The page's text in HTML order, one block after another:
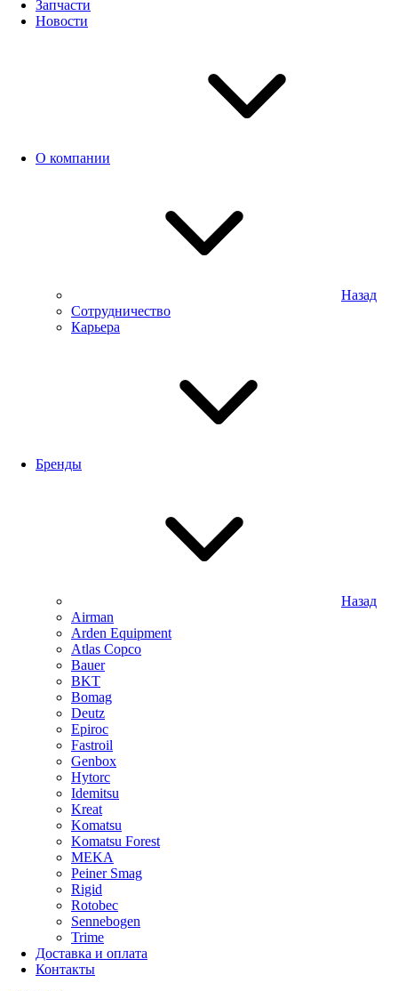
Запчасти
Новости
О компании
Назад
Сотрудничество
Карьера
Бренды
Назад
Airman
Arden Equipment
Atlas Сopco
Bauer
BKT
Bomag
Deutz
Epiroc
Fastroil
Genbox
Hytorc
Idemitsu
Kreat
Komatsu
Komatsu Forest
MEKA
Peiner Smag
Rigid
Rotobec
Sennebogen
Trime
Доставка и оплата
Контакты